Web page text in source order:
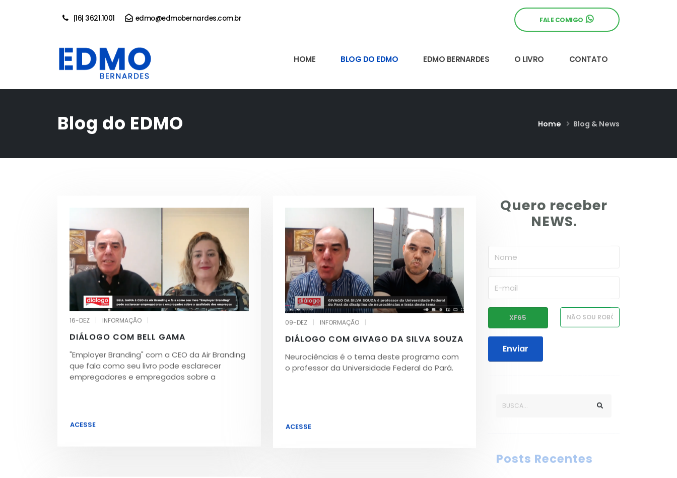
|16| 3621.1001 edmo@edmobernardes.com.br FALE COMIGO
HOME BLOG DO EDMO EDMO BERNARDES O LIVRO CONTATO
Blog do EDMO Home Blog & News
16-DEZ INFORMAÇÃO
DIÁLOGO COM BELL GAMA
"Employer Branding" com a CEO da Air Branding
que fala como seu livro pode esclarecer
empregadores e empregados sobre a
ACESSE
09-DEZ | INFORMAÇÃO |
DIÁLOGO COM GIVAGO DA SILVA SOUZA
Neurociências é o tema deste programa com
o professor da Universidade Federal do Pará.
ACESSE
Quero receber
NEWS.
Enviar
Posts Recentes